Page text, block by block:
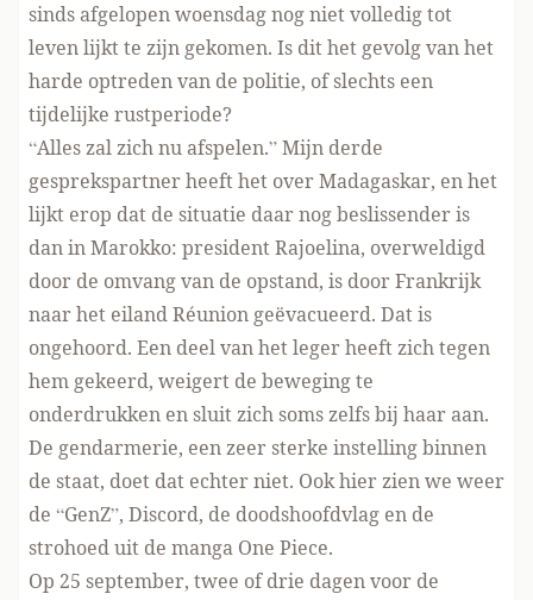
sinds afgelopen woensdag nog niet volledig tot
leven lijkt te zijn gekomen. Is dit het gevolg van het
harde optreden van de politie, of slechts een
tijdelijke rustperiode?
“Alles zal zich nu afspelen.” Mijn derde
gesprekspartner heeft het over Madagaskar, en het
lijkt erop dat de situatie daar nog beslissender is
dan in Marokko: president Rajoelina, overweldigd
door de omvang van de opstand, is door Frankrijk
naar het eiland Réunion geëvacueerd. Dat is
ongehoord. Een deel van het leger heeft zich tegen
hem gekeerd, weigert de beweging te
onderdrukken en sluit zich soms zelfs bij haar aan.
De gendarmerie, een zeer sterke instelling binnen
de staat, doet dat echter niet. Ook hier zien we weer
de “GenZ”, Discord, de doodshoofdvlag en de
strohoed uit de manga One Piece.
Op 25 september, twee of drie dagen voor de